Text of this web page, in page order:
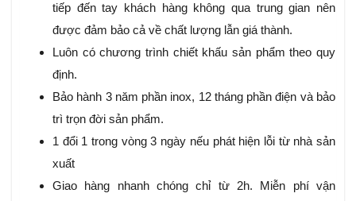
tiếp đến tay khách hàng không qua trung gian nên
được đảm bảo cả về chất lượng lẫn giá thành.
Luôn có chương trình chiết khấu sản phẩm theo quy
định.
Bảo hành 3 năm phần inox, 12 tháng phần điện và bảo
trì trọn đời sản phẩm.
1 đổi 1 trong vòng 3 ngày nếu phát hiện lỗi từ nhà sản
xuất
Giao hàng nhanh chóng chỉ từ 2h. Miễn phí vận